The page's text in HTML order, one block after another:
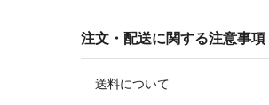
注文・配送に関する注意事項
送料について